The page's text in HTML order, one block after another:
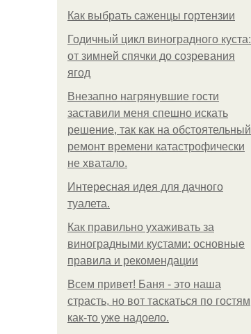
Как выбрать саженцы гортензии
Годичный цикл виноградного куста:
от зимней спячки до созревания
ягод
Внезапно нагрянувшие гости
заставили меня спешно искать
решение, так как на обстоятельный
ремонт времени катастрофически
не хватало.
Интересная идея для дачного
туалета.
Как правильно ухаживать за
виноградными кустами: основные
правила и рекомендации
Всем привет! Баня - это наша
страсть, но вот таскаться по гостям
как-то уже надоело.